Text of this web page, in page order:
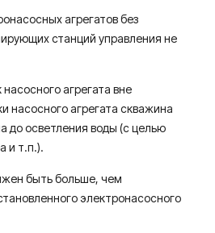
агрегатов без
станций управления не
агрегата вне
насосного агрегата скважина
до осветления воды (с целью
и т.п.).
быть больше, чем
электронасосного